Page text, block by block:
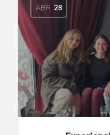
ABR 28